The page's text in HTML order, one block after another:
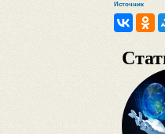
Источник